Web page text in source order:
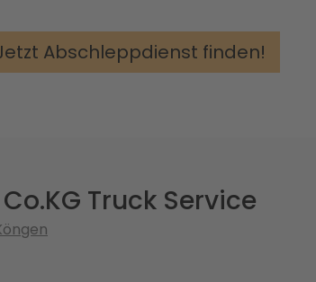
Abschleppdienst finden!
Truck Service